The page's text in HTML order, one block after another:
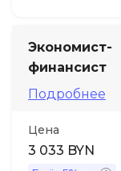
Экономист-
финансист
Подробнее
Цена
3 033 BYN